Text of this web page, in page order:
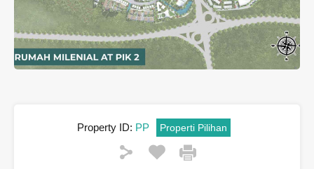
Property ID: PP Properti Pilihan